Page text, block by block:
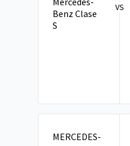
VS
MERCEDES-